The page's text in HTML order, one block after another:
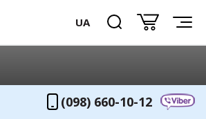
UA
(098) 660-10-12